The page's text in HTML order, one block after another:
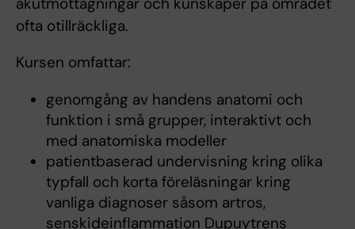
ofta otillräckliga.
Kursen omfattar:
genomgång av handens anatomi och
funktion i små grupper, interaktivt och
med anatomiska modeller
patientbaserad undervisning kring olika
typfall och korta föreläsningar kring
vanliga diagnoser såsom artros,
senskideinflammation Dupuytrens